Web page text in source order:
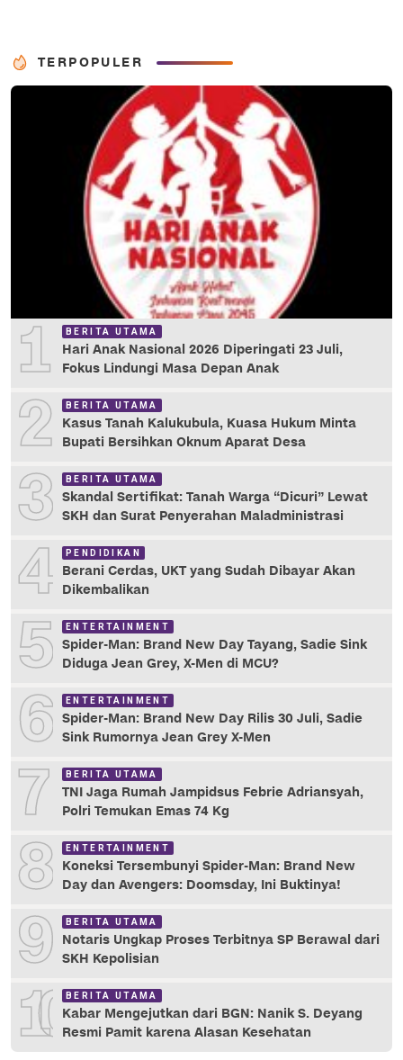
TERPOPULER
1 BERITA UTAMA
Hari Anak Nasional 2026 Diperingati 23 Juli,
Fokus Lindungi Masa Depan Anak
2 BERITA UTAMA
Kasus Tanah Kalukubula, Kuasa Hukum Minta
Bupati Bersihkan Oknum Aparat Desa
3 BERITA UTAMA
Skandal Sertifikat: Tanah Warga “Dicuri” Lewat
SKH dan Surat Penyerahan Maladministrasi
4 PENDIDIKAN
Berani Cerdas, UKT yang Sudah Dibayar Akan
Dikembalikan
5 ENTERTAINMENT
Spider-Man: Brand New Day Tayang, Sadie Sink
Diduga Jean Grey, X-Men di MCU?
6 ENTERTAINMENT
Spider-Man: Brand New Day Rilis 30 Juli, Sadie
Sink Rumornya Jean Grey X-Men
7 BERITA UTAMA
TNI Jaga Rumah Jampidsus Febrie Adriansyah,
Polri Temukan Emas 74 Kg
8 ENTERTAINMENT
Koneksi Tersembunyi Spider-Man: Brand New
Day dan Avengers: Doomsday, Ini Buktinya!
9 BERITA UTAMA
Notaris Ungkap Proses Terbitnya SP Berawal dari
SKH Kepolisian
10 BERITA UTAMA
Kabar Mengejutkan dari BGN: Nanik S. Deyang
Resmi Pamit karena Alasan Kesehatan